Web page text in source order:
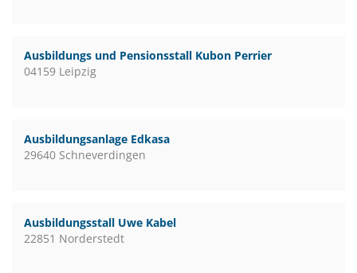
Ausbildungs und Pensionsstall Kubon Perrier
04159 Leipzig
Ausbildungsanlage Edkasa
29640 Schneverdingen
Ausbildungsstall Uwe Kabel
22851 Norderstedt